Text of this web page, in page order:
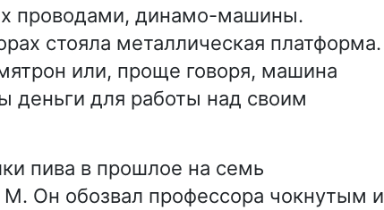
проводами, динамо-машины.
стояла металлическая платформа.
или, проще говоря, машина
для работы над своим
пива в прошлое на семь
Он обозвал профессора чокнутым и